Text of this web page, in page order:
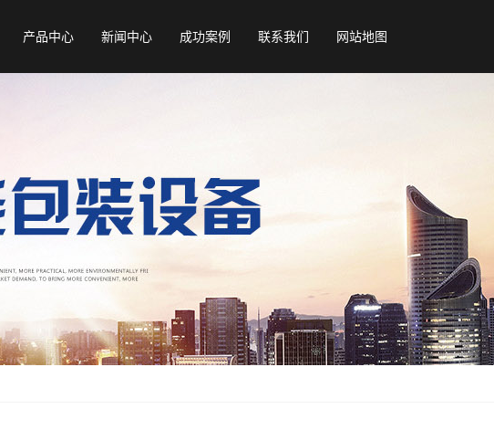
产品中心 新闻中心 成功案例 联系我们 网站地图